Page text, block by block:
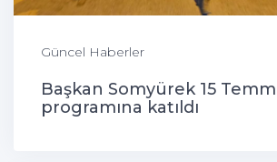
Güncel Haberler
Başkan Somyürek 15
programına katıldı